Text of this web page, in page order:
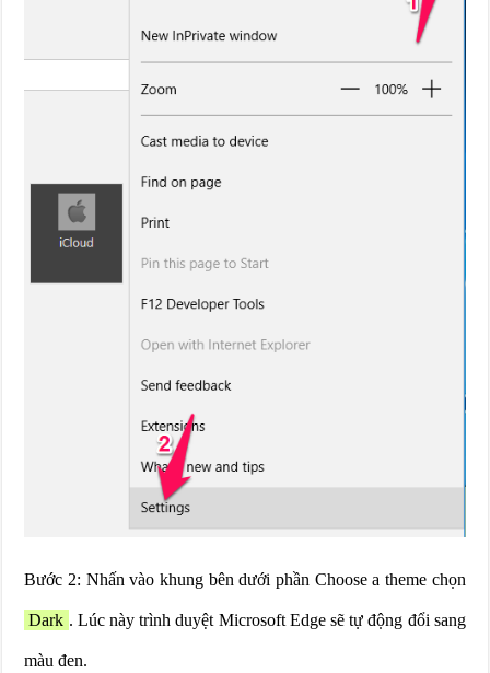
Bước 2: Nhấn vào khung bên dưới phần Choose a theme chọn
Dark . Lúc này trình duyệt Microsoft Edge sẽ tự động đổi sang
màu đen.